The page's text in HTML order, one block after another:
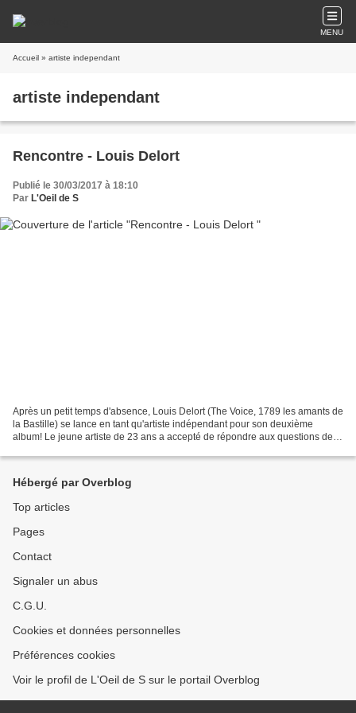
MENU
Accueil » artiste independant
artiste independant
Rencontre - Louis Delort
Publié le 30/03/2017 à 18:10
Par L'Oeil de S
Après un petit temps d'absence, Louis Delort (The Voice, 1789 les amants de
la Bastille) se lance en tant qu'artiste indépendant pour son deuxième
album! Le jeune artiste de 23 ans a accepté de répondre aux questions de
Hébergé par Overblog
Top articles
Pages
Contact
Signaler un abus
C.G.U.
Cookies et données personnelles
Préférences cookies
Voir le profil de L'Oeil de S sur le portail Overblog